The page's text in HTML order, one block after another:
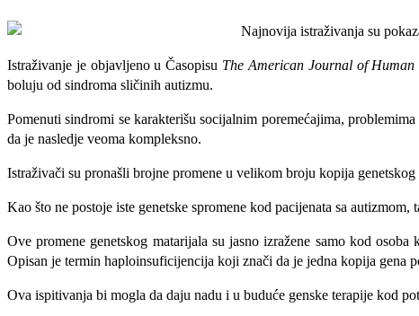
Najnovija istraživanja su
Istraživanje je objavljeno u Časopisu The American Journal of
boluju od sindroma sličinih autizmu.
Pomenuti sindromi se karakterišu socijalnim poremećajima,
da je nasledje veoma kompleksno.
Istraživači su pronašli brojne promene u velikom broju kopija
Kao što ne postoje iste genetske spromene kod pacijenata sa
Ove promene genetskog matarijala su jasno izražene samo kod
Opisan je termin haploinsuficijencija koji znači da je jedna kopija gena
Ova ispitivanja bi mogla da daju nadu i u buduće genske terapije kod